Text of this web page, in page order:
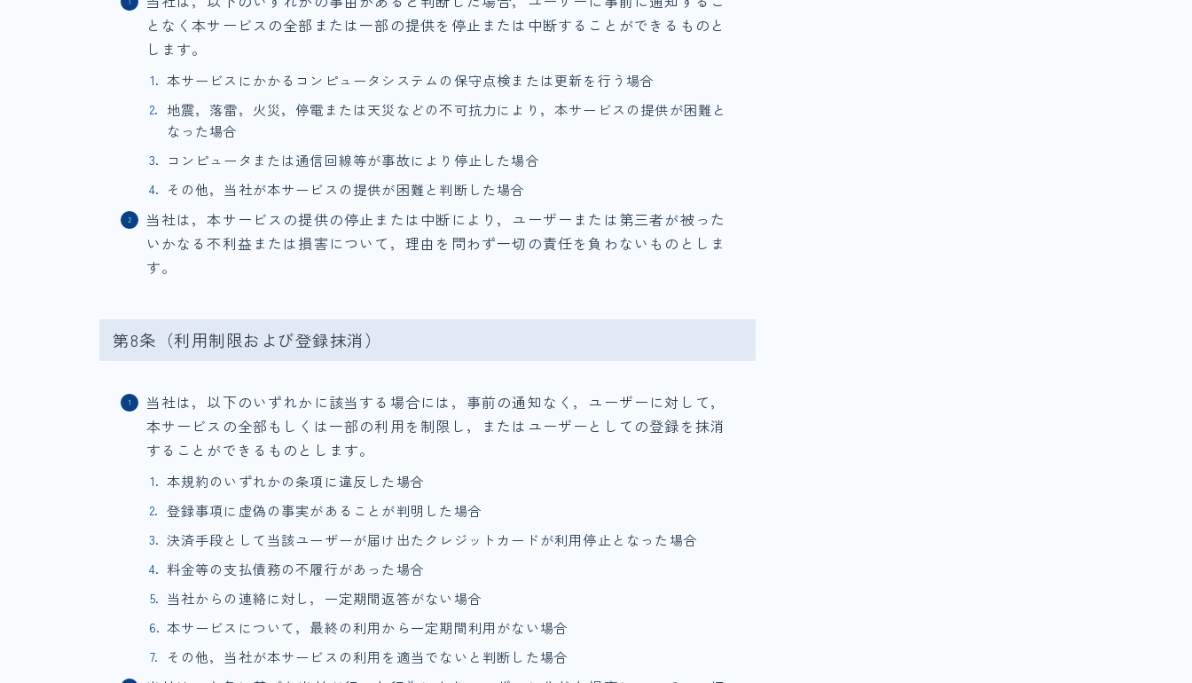
となく本サービスの全部または一部の提供を停止または中断することができるものと
します。
本サービスにかかるコンピュータシステムの保守点検または更新を行う場合
地震，落雷，火災，停電または天災などの不可抗力により，本サービスの提供が困難と
なった場合
コンピュータまたは通信回線等が事故により停止した場合
その他，当社が本サービスの提供が困難と判断した場合
当社は，本サービスの提供の停止または中断により，ユーザーまたは第三者が被った
いかなる不利益または損害について，理由を問わず一切の責任を負わないものとしま
す。
第8条（利用制限および登録抹消）
当社は，以下のいずれかに該当する場合には，事前の通知なく，ユーザーに対して，
本サービスの全部もしくは一部の利用を制限し，またはユーザーとしての登録を抹消
することができるものとします。
本規約のいずれかの条項に違反した場合
登録事項に虚偽の事実があることが判明した場合
決済手段として当該ユーザーが届け出たクレジットカードが利用停止となった場合
料金等の支払債務の不履行があった場合
当社からの連絡に対し，一定期間返答がない場合
本サービスについて，最終の利用から一定期間利用がない場合
その他，当社が本サービスの利用を適当でないと判断した場合